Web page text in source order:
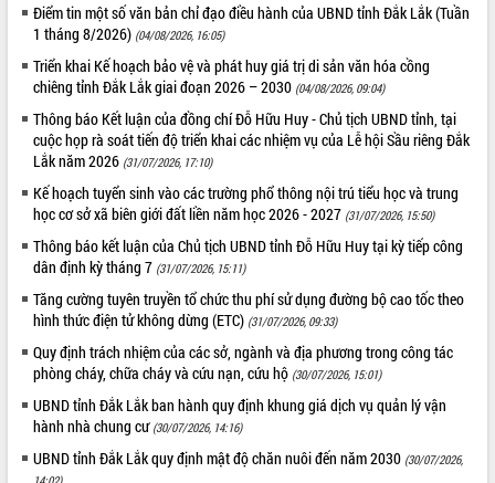
Kết nối tour, đẩy mạnh chuyển đổi số
để phát triển du lịch Đắk Lắk
Khởi động Dự án Đầu tư xây dựng hạ
tầng kỹ thuật Cụm công nghiệp Tân
Tiến
Gặp mặt các cơ quan báo chí nhân Kỷ
niệm 101 năm Ngày Báo chí Cách
mạng Việt Nam
Đắk Lắk sơ kết 4 năm triển khai thực
hiện Đề án 06 của Chính phủ
Họp báo thông tin về Hội nghị Công bố
Quy hoạch và Xúc tiến đầu tư tỉnh Đắk
Lắk
Khơi thông điểm nghẽn, đẩy nhanh
giải ngân vốn khắc phục thiên tai
hoạch tỉnh thời kỳ 2021-2030
Hội thảo góp ý hồ sơ điều chỉnh quy
hoạch tỉnh Đắk Lắk thời kỳ 2021-2030,
Điểm tin một số văn bản chỉ đạo điều hành của UBND tỉnh Đắk Lắk (Tuần
1 tháng 8/2026) (04/08/2026, 16:05)
Triển khai Kế hoạch bảo vệ và phát huy giá trị di sản văn hóa cồng
chiêng tỉnh Đắk Lắk giai đoạn 2026 – 2030 (04/08/2026, 09:04)
Thông báo Kết luận của đồng chí Đỗ Hữu Huy - Chủ tịch UBND tỉnh, tại
cuộc họp rà soát tiến độ triển khai các nhiệm vụ của Lễ hội Sầu riêng Đắk
Lắk năm 2026 (31/07/2026, 17:10)
Kế hoạch tuyển sinh vào các trường phổ thông nội trú tiểu học và trung
học cơ sở xã biên giới đất liền năm học 2026 - 2027 (31/07/2026, 15:50)
Thông báo kết luận của Chủ tịch UBND tỉnh Đỗ Hữu Huy tại kỳ tiếp công
dân định kỳ tháng 7 (31/07/2026, 15:11)
Tăng cường tuyên truyền tổ chức thu phí sử dụng đường bộ cao tốc theo
hình thức điện tử không dừng (ETC) (31/07/2026, 09:33)
Quy định trách nhiệm của các sở, ngành và địa phương trong công tác
phòng cháy, chữa cháy và cứu nạn, cứu hộ (30/07/2026, 15:01)
UBND tỉnh Đắk Lắk ban hành quy định khung giá dịch vụ quản lý vận
hành nhà chung cư (30/07/2026, 14:16)
UBND tỉnh Đắk Lắk quy định mật độ chăn nuôi đến năm 2030 (30/07/2026,